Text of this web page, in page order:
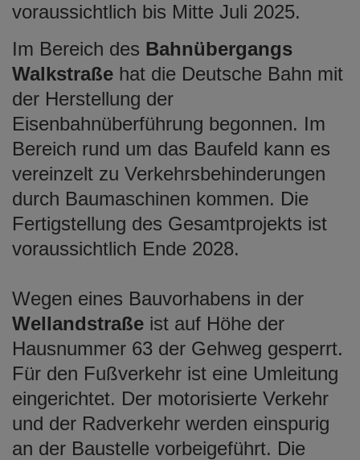
voraussichtlich bis Mitte Juli 2025.
Im Bereich des Bahnübergangs
Walkstraße hat die Deutsche Bahn mit
der Herstellung der
Eisenbahnüberführung begonnen. Im
Bereich rund um das Baufeld kann es
vereinzelt zu Verkehrsbehinderungen
durch Baumaschinen kommen. Die
Fertigstellung des Gesamtprojekts ist
voraussichtlich Ende 2028.
Wegen eines Bauvorhabens in der
Wellandstraße ist auf Höhe der
Hausnummer 63 der Gehweg gesperrt.
Für den Fußverkehr ist eine Umleitung
eingerichtet. Der motorisierte Verkehr
und der Radverkehr werden einspurig
an der Baustelle vorbeigeführt. Die